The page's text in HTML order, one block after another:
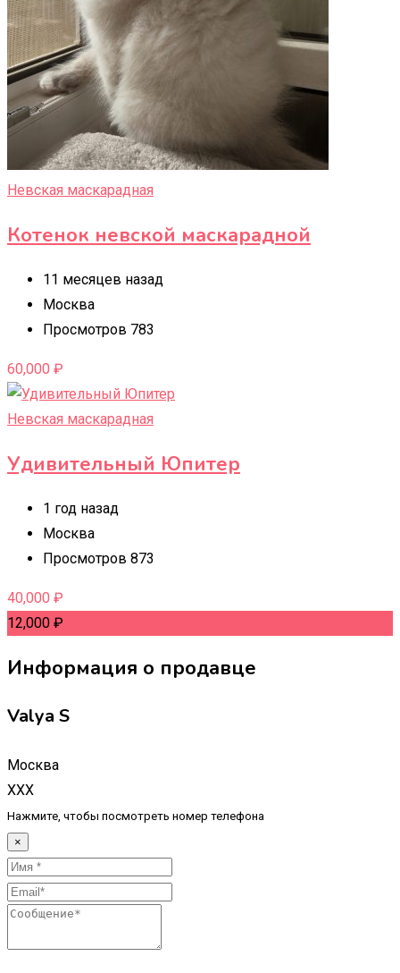
Невская маскарадная
Котенок невской маскарадной
11 месяцев назад
Москва
Просмотров 783
60,000 ₽
Невская маскарадная
Удивительный Юпитер
1 год назад
Москва
Просмотров 873
40,000 ₽
12,000 ₽
Информация о продавце
Valya S
Москва
XXX
Нажмите, чтобы посмотреть номер телефона
×